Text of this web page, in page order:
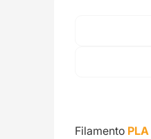
Filamento